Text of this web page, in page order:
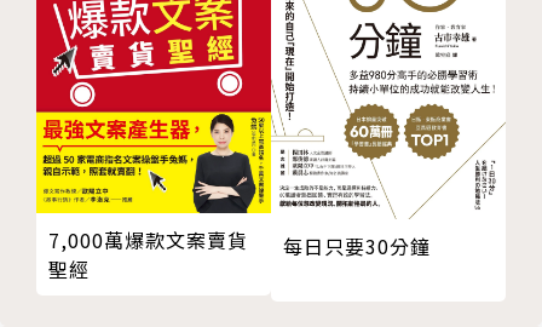
二、40種情境的完美對話法，讓主管信任、同事按
讚、客戶埋單
如何面對客戶拒絕？如何跟主管開口談加薪？同事要我
幫忙，如何婉拒？這些職場常見的狀況題，該怎麼拿捏
分寸、恰如其分的回應？本書提供實際案例以及NG、
OK對照組，精闢解析重點心法，讓你從此說話不白
情境9 主管揪人吃飯，該怎麼閒聊？
情境10 主管稱讚自己時，如何回應最適當？
情境11 客戶發火抱怨，該如何應對？
情境12 客戶說「別人比你們更便宜」時，該怎麼回
應？
情境13 客戶說「沒時間」時，該怎麼回應？
情境14 如何面對客戶拒絕？
情境15 陌生客戶如何破冰？
情境16 和剛認識的人換完名片後，如何開啟話題？
7,000萬爆款文案賣貨
聖經
每日只要30分鐘